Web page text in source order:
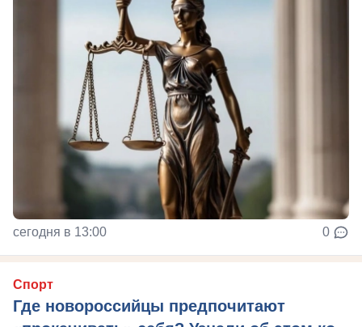
сегодня в 13:00 0
Спорт
Где новороссийцы предпочитают